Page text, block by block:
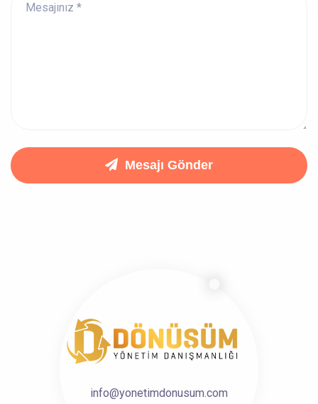
Mesajı Gönder
info@yonetimdonusum.com